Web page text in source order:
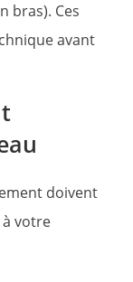
bras). Ces
avant
doivent
à votre